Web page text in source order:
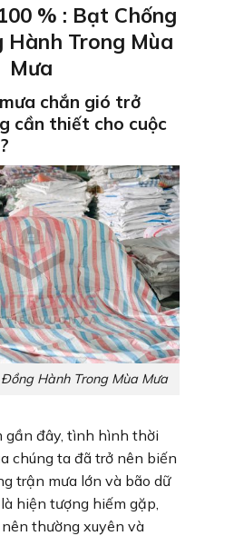
% : Bạt Chống
Hành Trong Mùa
Mưa
chắn gió trở
cần thiết cho cuộc
Hành Trong Mùa Mưa
gần đây, tình hình thời
chúng ta đã trở nên biến
trận mưa lớn và bão dữ
hiện tượng hiếm gặp,
thường xuyên và